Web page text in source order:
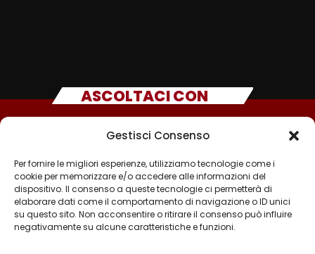
Gestisci Consenso
Per fornire le migliori esperienze, utilizziamo tecnologie come i
cookie per memorizzare e/o accedere alle informazioni del
dispositivo. Il consenso a queste tecnologie ci permetterà di
elaborare dati come il comportamento di navigazione o ID unici
su questo sito. Non acconsentire o ritirare il consenso può influire
negativamente su alcune caratteristiche e funzioni.
ASCOLTACI CON